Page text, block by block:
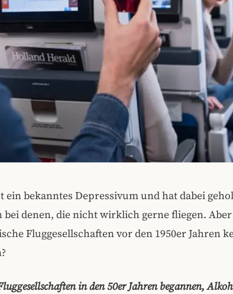
ein bekanntes Depressivum und hat dabei
bei denen, die nicht wirklich gerne fliegen. Aber
Fluggesellschaften vor den 1950er Jahren
in den 50er Jahren begannen,